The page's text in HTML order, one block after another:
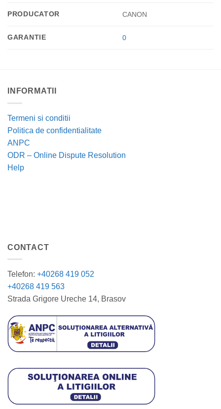
PRODUCATOR CANON
GARANTIE 0
INFORMATII
Termeni si conditii
Politica de confidentialitate
ANPC
ODR – Online Dispute Resolution
Help
CONTACT
Telefon: +40268 419 052
+40268 419 563
Strada Grigore Ureche 14, Brasov